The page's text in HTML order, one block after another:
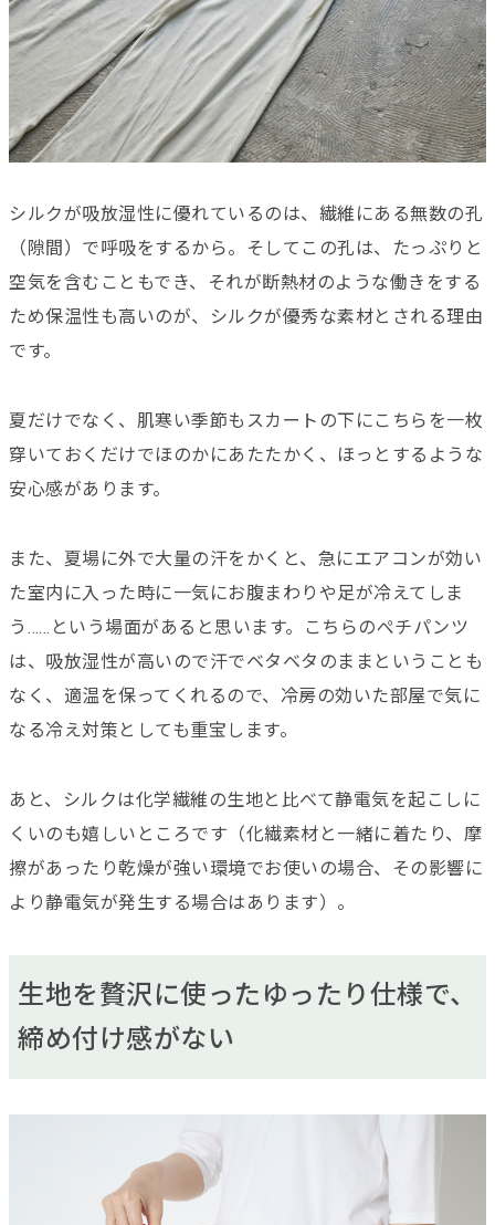
シルクが吸放湿性に優れているのは、繊維にある無数の孔
（隙間）で呼吸をするから。そしてこの孔は、たっぷりと
空気を含むこともでき、それが断熱材のような働きをする
ため保温性も高いのが、シルクが優秀な素材とされる理由
です。
夏だけでなく、肌寒い季節もスカートの下にこちらを一枚
穿いておくだけでほのかにあたたかく、ほっとするような
安心感があります。
また、夏場に外で大量の汗をかくと、急にエアコンが効い
た室内に入った時に一気にお腹まわりや足が冷えてしま
う……という場面があると思います。こちらのぺチパンツ
は、吸放湿性が高いので汗でベタベタのままということも
なく、適温を保ってくれるので、冷房の効いた部屋で気に
なる冷え対策としても重宝します。
あと、シルクは化学繊維の生地と比べて静電気を起こしに
くいのも嬉しいところです（化繊素材と一緒に着たり、摩
擦があったり乾燥が強い環境でお使いの場合、その影響に
より静電気が発生する場合はあります）。
生地を贅沢に使ったゆったり仕様で、
締め付け感がない